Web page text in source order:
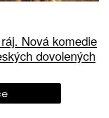
Nová komedie
dovolených